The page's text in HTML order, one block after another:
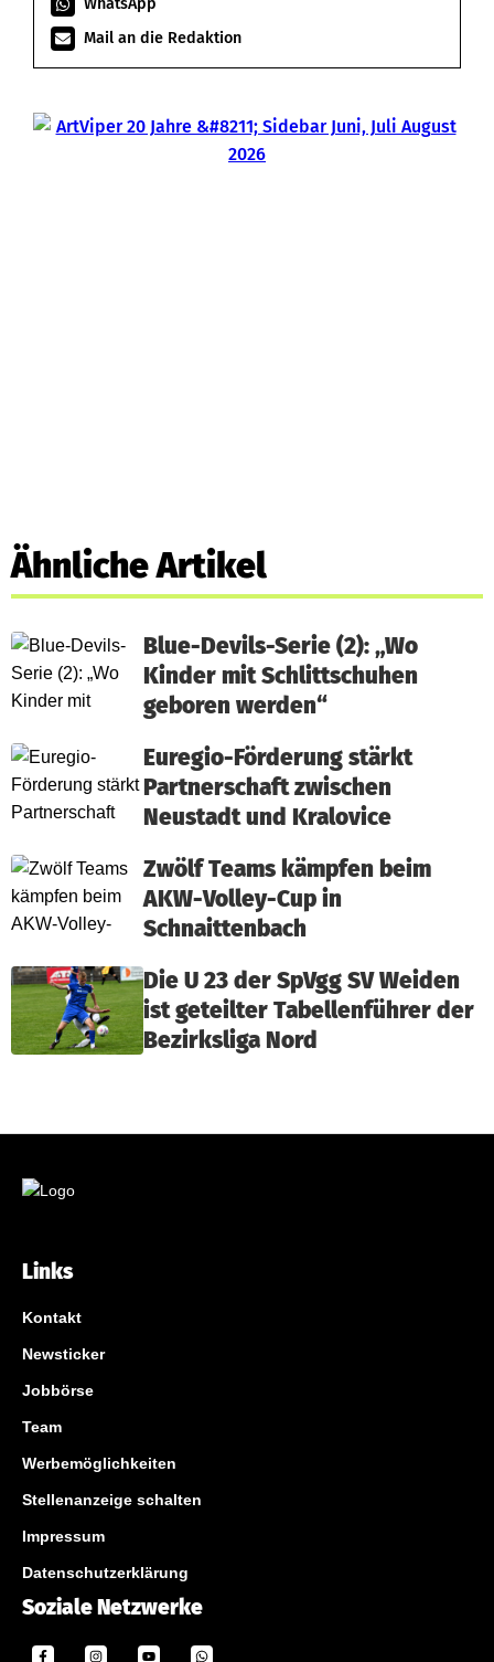
WhatsApp
Mail an die Redaktion
Ähnliche Artikel
Blue-Devils-Serie (2): „Wo
Kinder mit Schlittschuhen
geboren werden“
Euregio-Förderung stärkt
Partnerschaft zwischen
Neustadt und Kralovice
Zwölf Teams kämpfen beim
AKW-Volley-Cup in
Schnaittenbach
Die U 23 der SpVgg SV Weiden
ist geteilter Tabellenführer der
Bezirksliga Nord
Links
Kontakt
Newsticker
Jobbörse
Team
Werbemöglichkeiten
Stellenanzeige schalten
Impressum
Datenschutzerklärung
Soziale Netzwerke